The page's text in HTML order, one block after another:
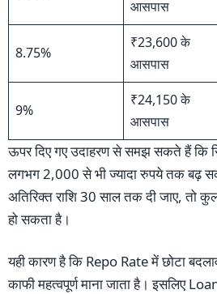
आसपास
8.75%
₹23,600 के
आसपास
9%
₹24,150 के
आसपास
ऊपर दिए गए उदाहरण से समझ सकते हैं कि
लगभग 2,000 से भी ज्यादा रुपये तक बढ़
अतिरिक्त राशि 30 साल तक दी जाए, तो
हो सकता है।
यही कारण है कि Repo Rate में छोटा
काफी महत्वपूर्ण माना जाता है। इसलिए